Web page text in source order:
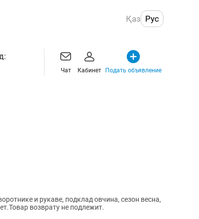
Қаз Рус
Чат Кабинет Подать объявление
и рукаве, подклад овчина, сезон весна,
возврату не подлежит.